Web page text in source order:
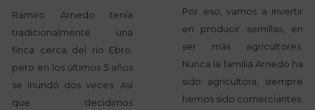
Ramiro Arnedo tenía
tradicionalmente una
finca cerca del rio Ebro,
pero en los últimos 5 años
se inundó dos veces. Así
que decidimos
Por eso, vamos a invertir
en producir semillas, en
ser más agricultores.
Nunca la familia Arnedo ha
sido agricultora, siempre
hemos sido comerciantes.